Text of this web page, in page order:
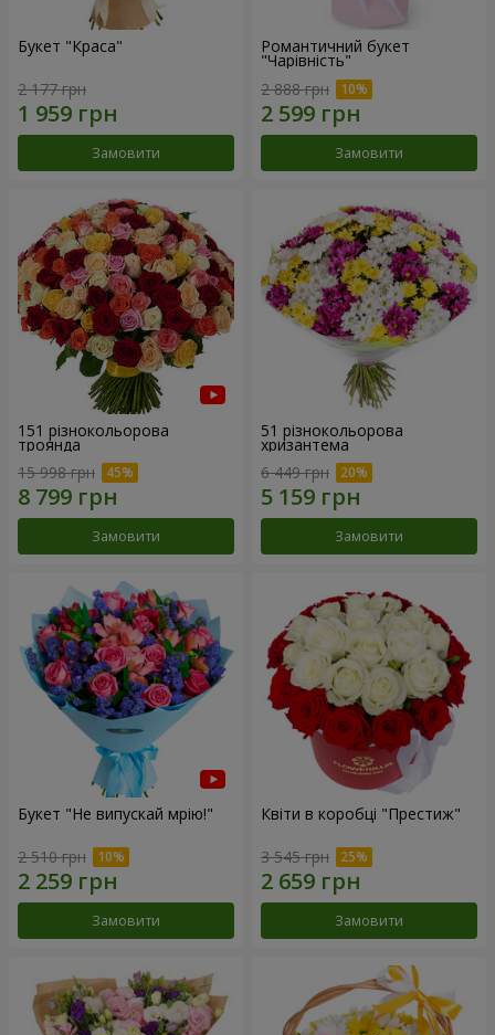
Букет "Краса"
2 177 грн
Замовити
Романтичний букет
"Чарівність"
2 888 грн
Замовити
151 різнокольорова
троянда
15 998 грн
Замовити
51 різнокольорова
хризантема
6 449 грн
Замовити
Букет "Не випускай мрію!"
2 510 грн
Замовити
Квіти в коробці "Престиж"
3 545 грн
Замовити